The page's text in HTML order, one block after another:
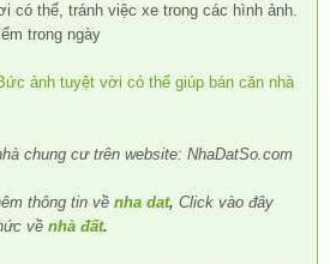
có thể, tránh việc xe trong các hình ảnh.
trong ngày
chung cư trên website: NhaDatSo.com
thông tin về nha dat, Click vào đây
về nhà đất.